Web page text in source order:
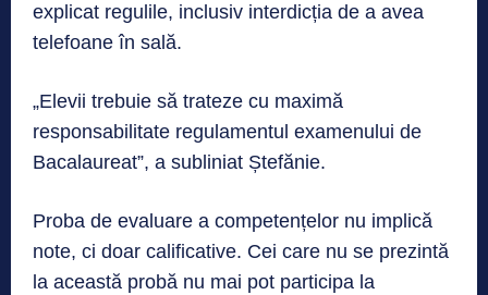
explicat regulile, inclusiv interdicția de a avea
telefoane în sală.
„Elevii trebuie să trateze cu maximă
responsabilitate regulamentul examenului de
Bacalaureat”, a subliniat Ștefănie.
Proba de evaluare a competențelor nu implică
note, ci doar calificative. Cei care nu se prezintă
la această probă nu mai pot participa la